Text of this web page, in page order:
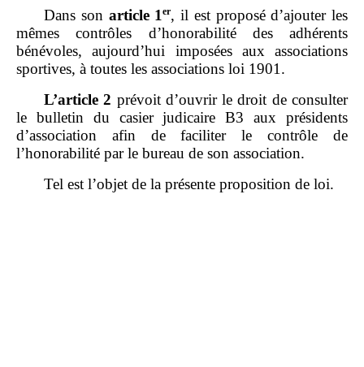
Dans son article 1er, il est proposé d’ajouter les
mêmes contrôles d’honorabilité des adhérents
bénévoles, aujourd’hui imposées aux associations
sportives, à toutes les associations loi 1901.
L’article 2 prévoit d’ouvrir le droit de consulter
le bulletin du casier judicaire B3 aux présidents
d’association afin de faciliter le contrôle de
l’honorabilité par le bureau de son association.
Tel est l’objet de la présente proposition de loi.